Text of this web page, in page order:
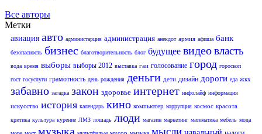
Все авторы
Метки
авиация авто администарция администрация анекдот армия афиша банк
безопасность бизнес благотворительность блог будущее видеовласть
вода время выборы выборы 2012 выставка гаи голосование город гороскоп
гост госуслуги грамотность день рождения деньги дети дизайн дороги еда жкх
забавно загадка закон здоровье интернет инфолайф информация
искусство история календарь кино компьютер коррупция космос красота
критика культура курение ЛМЗ лошадь люди магазин маркетинг математика мебель мода
музыка мысли